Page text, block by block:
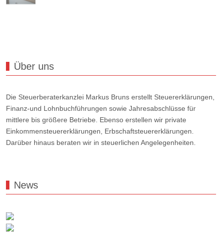
Über uns
Die Steuerberaterkanzlei Markus Bruns erstellt Steuererklärungen,
Finanz-und Lohnbuchführungen sowie Jahresabschlüsse für
mittlere bis größere Betriebe. Ebenso erstellen wir private
Einkommensteuererklärungen, Erbschaftsteuererklärungen.
Darüber hinaus beraten wir in steuerlichen Angelegenheiten.
News